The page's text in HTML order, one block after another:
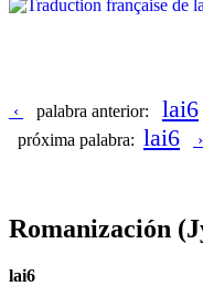
‹ palabra anterior: lai6
próxima palabra: lai6 ›
Romanización
lai6